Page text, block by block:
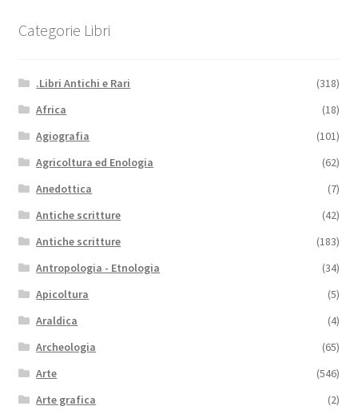
Categorie Libri
.Libri Antichi e Rari
(318)
Africa
(18)
Agiografia
(101)
Agricoltura ed Enologia
(62)
Anedottica
(7)
Antiche scritture
(42)
Antiche scritture
(183)
Antropologia - Etnologia
(34)
Apicoltura
(5)
Araldica
(4)
Archeologia
(65)
Arte
(546)
Arte grafica
(2)